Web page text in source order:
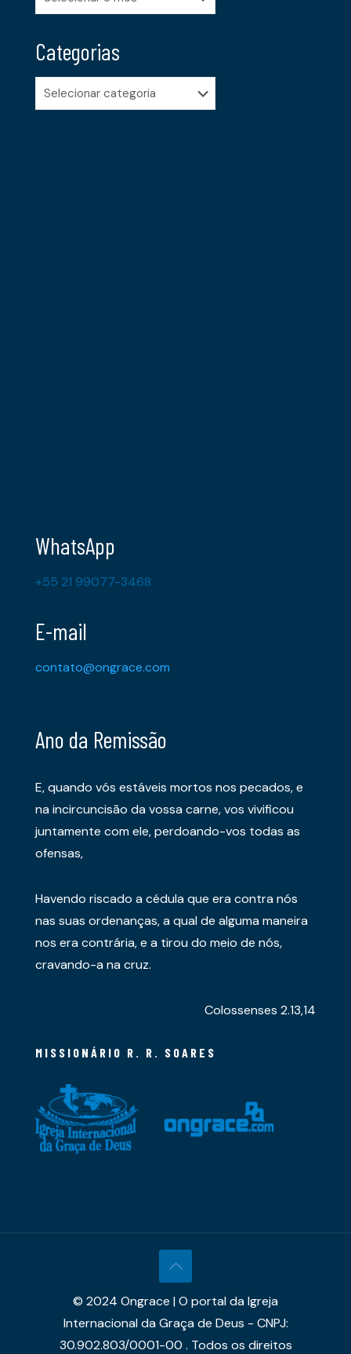
Categorias
Categorias
WhatsApp
+55 21 99077-3468
E-mail
contato@ongrace.com
Ano da Remissão
E, quando vós estáveis mortos nos pecados, e
na incircuncisão da vossa carne, vos vivificou
juntamente com ele, perdoando-vos todas as
ofensas,
Havendo riscado a cédula que era contra nós
nas suas ordenanças, a qual de alguma maneira
nos era contrária, e a tirou do meio de nós,
cravando-a na cruz.
Colossenses 2.13,14
MISSIONÁRIO R. R. SOARES
© 2024 Ongrace | O portal da Igreja
Internacional da Graça de Deus - CNPJ:
30.902.803/0001-00 . Todos os direitos